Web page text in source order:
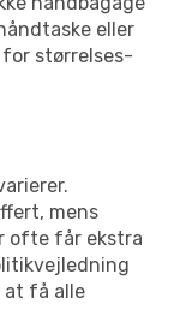
eller
størrelses-
mens
ofte får ekstra
at få alle